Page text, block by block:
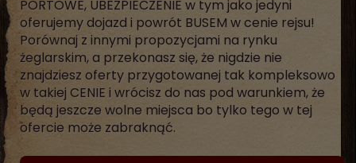
PORTOWE, UBEZPIECZENIE w tym jako jedyni
oferujemy dojazd i powrót BUSEM w cenie rejsu!
Porównaj z innymi propozycjami na rynku
żeglarskim, a przekonasz się, że nigdzie nie
znajdziesz oferty przygotowanej tak kompleksowo
w takiej CENIE i wrócisz do nas pod warunkiem, że
będą jeszcze wolne miejsca bo tylko tego w tej
ofercie może zabraknąć.